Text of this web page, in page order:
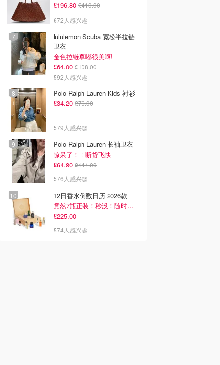
£196.80 £410.00
672人感兴趣
lululemon Scuba 宽松半拉链
卫衣
金色拉链尊嘟很美啊!
£64.00 £108.00
592人感兴趣
Polo Ralph Lauren Kids 衬衫
£34.20 £76.00
579人感兴趣
Polo Ralph Lauren 长袖卫衣
惊呆了！！断货飞快
£64.80 £144.00
576人感兴趣
12日香水倒数日历 2026款
竟然7瓶正装！秒没！随时补货蹲！！！
£225.00
574人感兴趣